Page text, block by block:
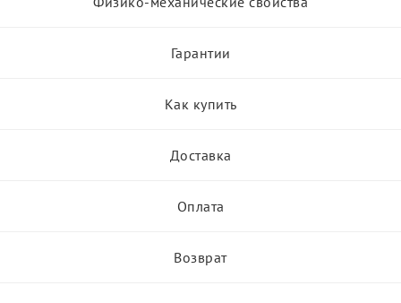
Гарантии
Как купить
Доставка
Оплата
Возврат